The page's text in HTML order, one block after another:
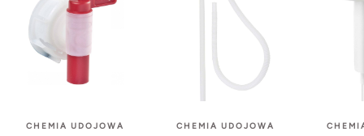
CHEMIA UDOJOWA CHEMIA UDOJOWA